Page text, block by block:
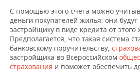
С помощью этого счета можно
деньги покупателей жилья: они будут
застройщику в виде кредита от этого
Предполагается, что такая система
банковскому поручительству,
застройщика во Всероссийском
страхования и поможет обеспечить